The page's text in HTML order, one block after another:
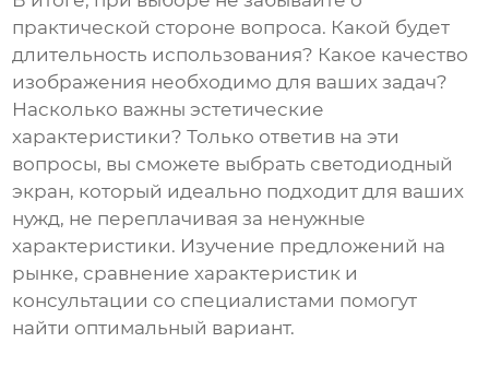
практической стороне вопроса. Какой будет
длительность использования? Какое качество
изображения необходимо для ваших задач?
Насколько важны эстетические
характеристики? Только ответив на эти
вопросы, вы сможете выбрать светодиодный
экран, который идеально подходит для ваших
нужд, не переплачивая за ненужные
характеристики. Изучение предложений на
рынке, сравнение характеристик и
консультации со специалистами помогут
найти оптимальный вариант.